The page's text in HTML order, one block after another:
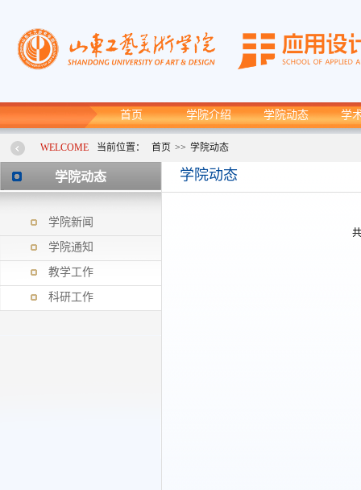
首页 学院介绍 学院动态 学
WELCOME 当前位置： 首页 >> 学院动态
学院动态
学院新闻
学院通知
教学工作
科研工作
学院动态